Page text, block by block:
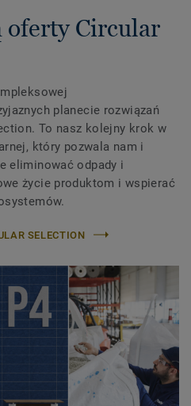
oferty Circular
planecie rozwiązań
To nasz kolejny krok w
który pozwala nam i
eliminować odpady i
życie produktom i wspierać
SELECTION